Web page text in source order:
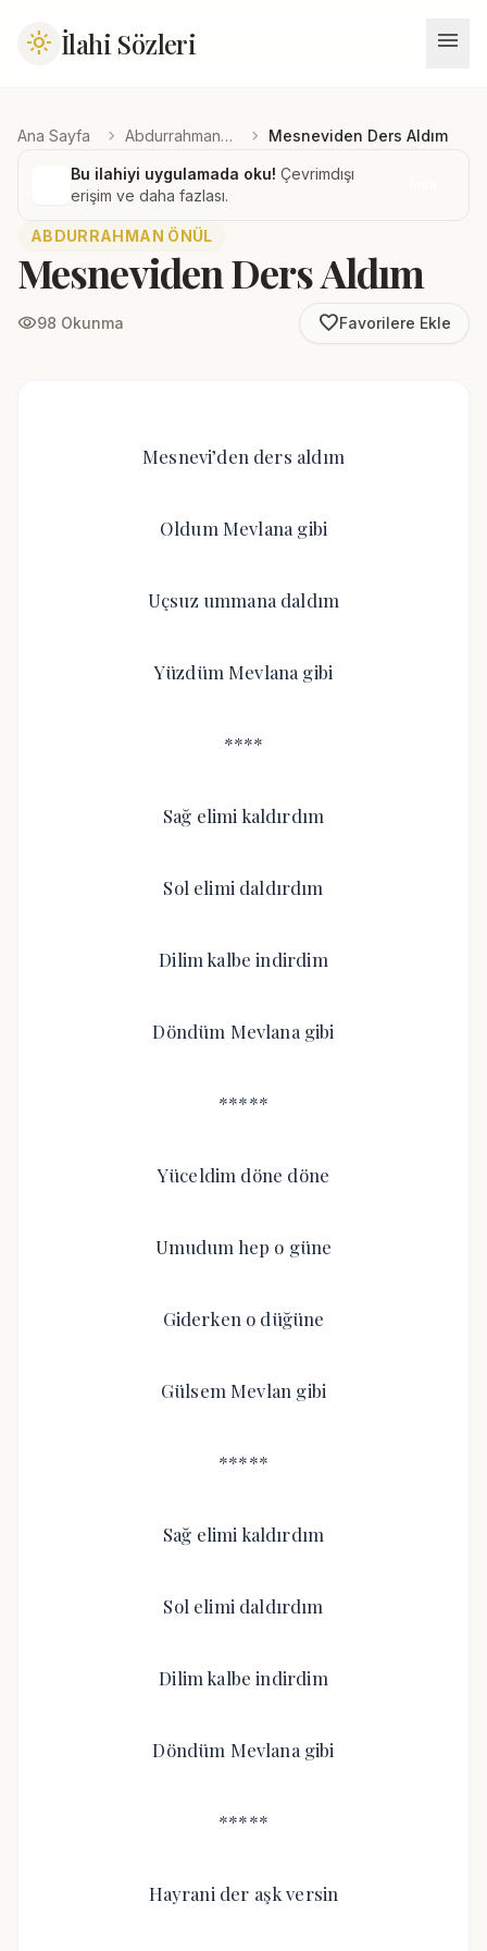
light_mode İlahi Sözleri menu
Ana Sayfa chevron_right Abdurrahman Önül chevron_right Mesneviden Ders Aldım
Bu ilahiyi uygulamada oku! Çevrimdışı
erişim ve daha fazlası.
ABDURRAHMAN ÖNÜL
Mesneviden Ders Aldım
visibility98 Okunma favorite_borderFavorilere Ekle
Mesnevi’den ders aldım
Oldum Mevlana gibi
Uçsuz ummana daldım
Yüzdüm Mevlana gibi
****
Sağ elimi kaldırdım
Sol elimi daldırdım
Dilim kalbe indirdim
Döndüm Mevlana gibi
*****
Yüceldim döne döne
Umudum hep o güne
Giderken o düğüne
Gülsem Mevlan gibi
*****
Sağ elimi kaldırdım
Sol elimi daldırdım
Dilim kalbe indirdim
Döndüm Mevlana gibi
*****
Hayrani der aşk versin